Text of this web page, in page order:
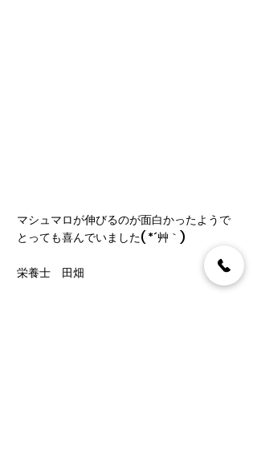
マシュマロが伸びるのが面白かったようで
とっても喜んでいました( *´艸｀)
栄養士　田畑